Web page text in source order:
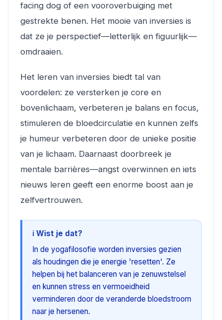
facing dog of een vooroverbuiging met
gestrekte benen. Het mooie van inversies is
dat ze je perspectief—letterlijk en figuurlijk—
omdraaien.
Het leren van inversies biedt tal van
voordelen: ze versterken je core en
bovenlichaam, verbeteren je balans en focus,
stimuleren de bloedcirculatie en kunnen zelfs
je humeur verbeteren door de unieke positie
van je lichaam. Daarnaast doorbreek je
mentale barrières—angst overwinnen en iets
nieuws leren geeft een enorme boost aan je
zelfvertrouwen.
ℹ️ Wist je dat?
In de yogafilosofie worden inversies gezien
als houdingen die je energie 'resetten'. Ze
helpen bij het balanceren van je zenuwstelsel
en kunnen stress en vermoeidheid
verminderen door de veranderde bloedstroom
naar je hersenen.